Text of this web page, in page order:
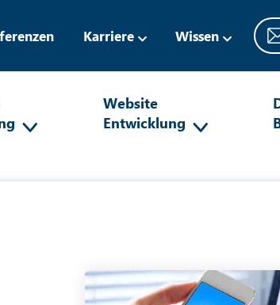
Karriere Wissen
Website
Entwicklung